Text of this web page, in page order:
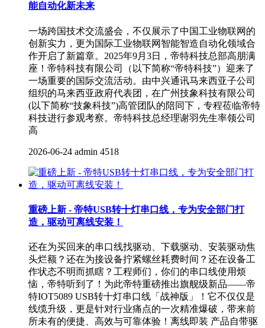
能自动化新未来
一场跨国技术交流盛会，不仅展示了中国工业物联网的
创新实力，更为国际工业物联网智能智造自动化领域合
作开启了新篇章。2025年9月3日，帝特科技总部高朋满
座！帝特科技有限公司（以下简称“帝特科技”）迎来了
一场重要的国际交流活动。由中兴通讯马来西亚子公司
组织的马来西亚政府代表团，在广州技象科技有限公司
(以下简称“技象科技”)高管团队的陪同下，专程莅临帝特
科技进行参观考察。帝特科技总经理谢羽先生率领公司
高
2026-06-24 admin 4518
重磅上新 - 帝特USB转十灯串口线，专为安全部门打
造，驱动可离线安装！
还在为买回来的串口线找驱动、下载驱动、安装驱动焦
头烂额？还在为接设备拧紧螺丝耗费时间？还在设备工
作状态不明而抓瞎？工程师们，你们的串口线使用烦
恼，帝特听到了！为此帝特重磅推出旗舰级新品——帝
特IOT5089 USB转十灯串口线「战神版」！它不仅仅是
线缆升级，更是针对行业痛点的一次精准爆破，带来前
所未有的便捷、高效与可靠体验！离线即装 产品自带驱